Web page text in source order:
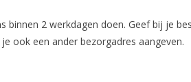
2 werkdagen doen. Geef bij je
ook een ander bezorgadres aangeven.